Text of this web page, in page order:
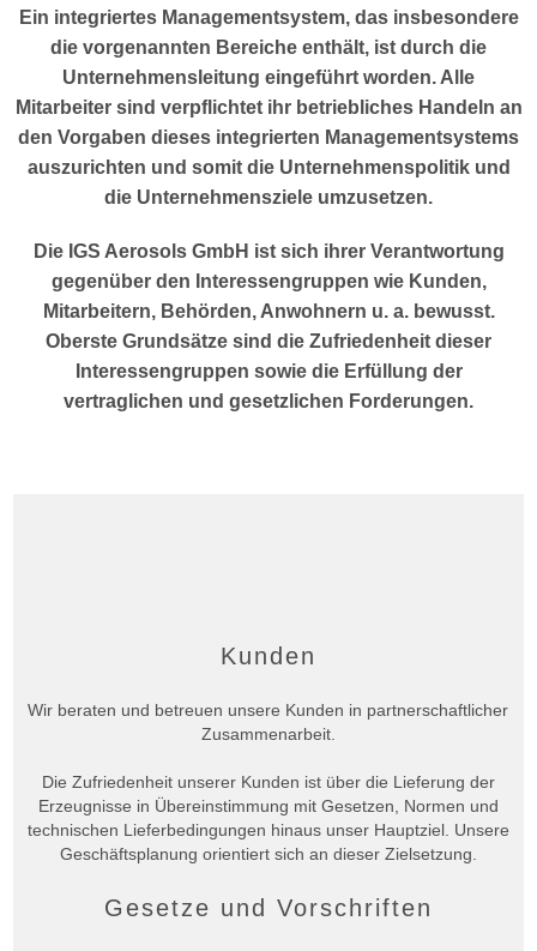
Ein integriertes Managementsystem, das insbesondere
die vorgenannten Bereiche enthält, ist durch die
Unternehmensleitung eingeführt worden. Alle
Mitarbeiter sind verpflichtet ihr betriebliches Handeln an
den Vorgaben dieses integrierten Managementsystems
auszurichten und somit die Unternehmenspolitik und
die Unternehmensziele umzusetzen.
Die IGS Aerosols GmbH ist sich ihrer Verantwortung
gegenüber den Interessengruppen wie Kunden,
Mitarbeitern, Behörden, Anwohnern u. a. bewusst.
Oberste Grundsätze sind die Zufriedenheit dieser
Interessengruppen sowie die Erfüllung der
vertraglichen und gesetzlichen Forderungen.
Kunden
Wir beraten und betreuen unsere Kunden in partnerschaftlicher
Zusammenarbeit.
Die Zufriedenheit unserer Kunden ist über die Lieferung der
Erzeugnisse in Übereinstimmung mit Gesetzen, Normen und
technischen Lieferbedingungen hinaus unser Hauptziel. Unsere
Geschäftsplanung orientiert sich an dieser Zielsetzung.
Gesetze und Vorschriften